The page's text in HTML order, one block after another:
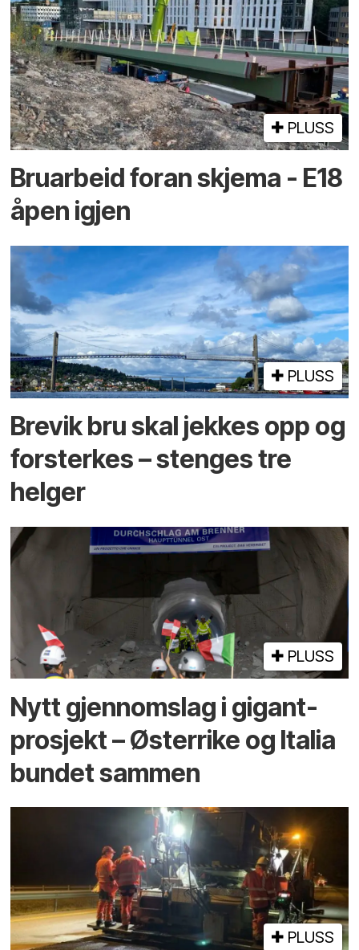
PLUSS
Bruarbeid foran skjema - E18
åpen igjen
PLUSS
Brevik bru skal jekkes opp og
forsterkes – stenges tre
helger
PLUSS
Nytt gjennomslag i gigant­
prosjekt – Østerrike og Italia
bundet sammen
PLUSS